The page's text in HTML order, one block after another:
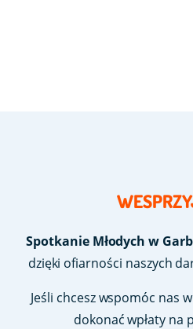
Spotkanie Młodych w
dzięki ofiarności naszych
Jeśli chcesz wspomóc nas
dokonać wpłaty na